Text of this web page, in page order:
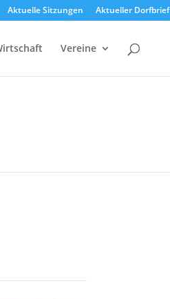
Aktuelle Sitzungen Aktueller Dorfbrief
Vereine